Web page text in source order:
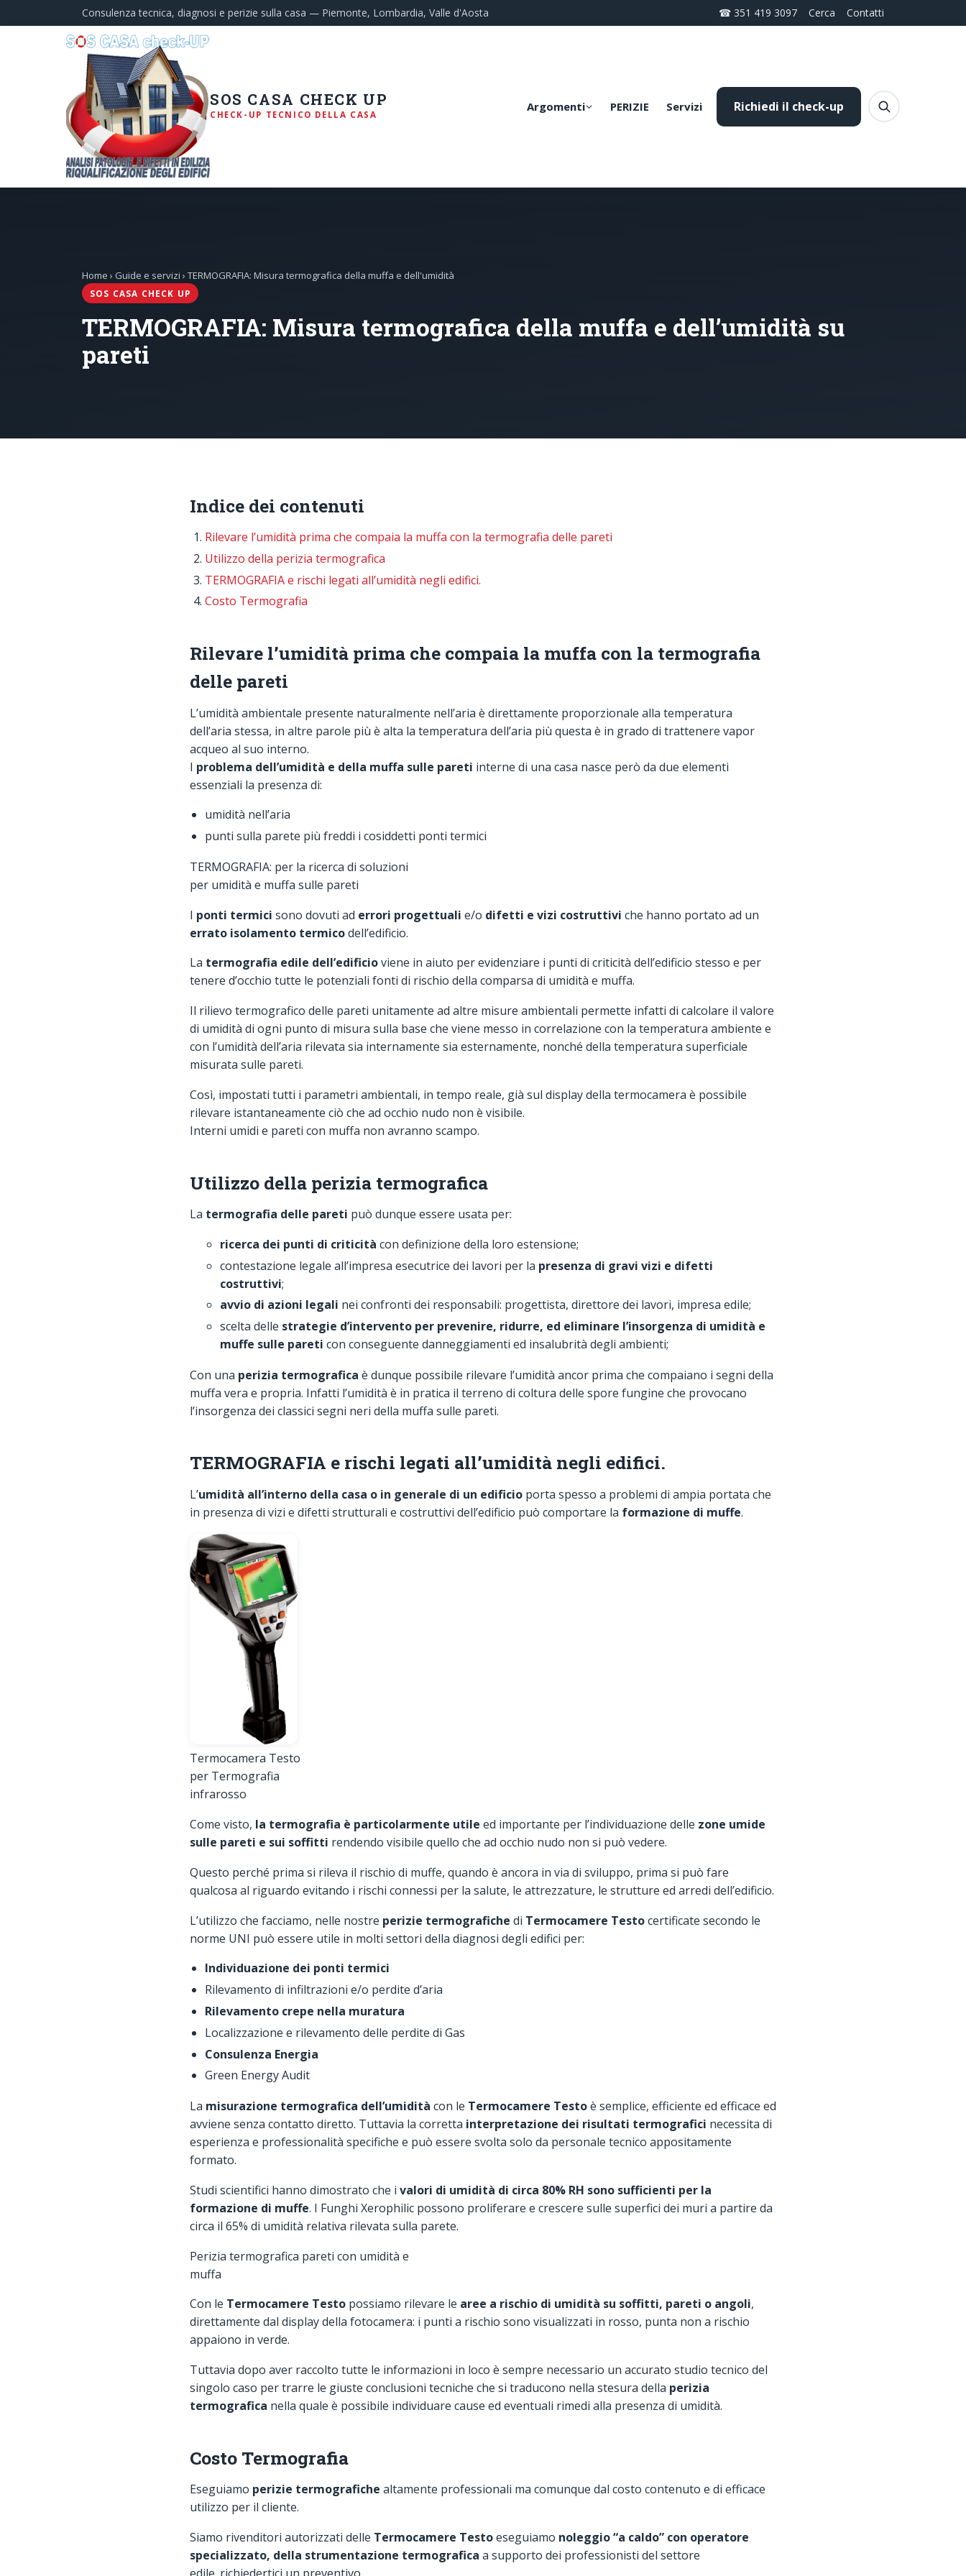
Consulenza tecnica, diagnosi e perizie sulla casa — Piemonte, Lombardia, Valle d'Aosta ☎ 351 419 3097 Cerca Contatti
SOS CASA CHECK UP
CHECK-UP TECNICO DELLA CASA
Argomenti PERIZIE Servizi Richiedi il check-up
Home › Guide e servizi › TERMOGRAFIA: Misura termografica della muffa e dell'umidità
SOS CASA CHECK UP
TERMOGRAFIA: Misura termografica della muffa e dell’umidità su
pareti
Indice dei contenuti
Rilevare l’umidità prima che compaia la muffa con la termografia delle pareti
Utilizzo della perizia termografica
TERMOGRAFIA e rischi legati all’umidità negli edifici.
Costo Termografia
Rilevare l’umidità prima che compaia la muffa con la termografia
delle pareti
L’umidità ambientale presente naturalmente nell’aria è direttamente proporzionale alla temperatura
dell’aria stessa, in altre parole più è alta la temperatura dell’aria più questa è in grado di trattenere vapor
acqueo al suo interno.
I problema dell’umidità e della muffa sulle pareti interne di una casa nasce però da due elementi
essenziali la presenza di:
umidità nell’aria
punti sulla parete più freddi i cosiddetti ponti termici
TERMOGRAFIA: per la ricerca di soluzioni
per umidità e muffa sulle pareti
I ponti termici sono dovuti ad errori progettuali e/o difetti e vizi costruttivi che hanno portato ad un
errato isolamento termicodell’edificio.
La termografia edile dell’edificioviene in aiuto per evidenziare i punti di criticità dell’edificio stesso e per
tenere d’occhio tutte le potenziali fonti di rischio della comparsa di umidità e muffa.
Il rilievo termografico delle pareti unitamente ad altre misure ambientali permette infatti di calcolare il valore
di umidità di ogni punto di misura sulla base che viene messo in correlazione con la temperatura ambiente e
con l’umidità dell’aria rilevata sia internamente sia esternamente, nonché della temperatura superficiale
misurata sulle pareti.
Così, impostati tutti i parametri ambientali, in tempo reale, già sul display della termocamera è possibile
rilevare istantaneamente ciò che ad occhio nudo non è visibile.
Interni umidi e pareti con muffa non avranno scampo.
Utilizzo della perizia termografica
La termografia delle pareti può dunque essere usata per:
ricerca dei punti di criticità con definizione della loro estensione;
contestazione legale all’impresa esecutrice dei lavori per la presenza di gravi vizi e difetti
costruttivi;
avvio di azioni legali nei confronti dei responsabili: progettista, direttore dei lavori, impresa edile;
scelta delle strategie d’intervento per prevenire, ridurre, ed eliminare l’insorgenza di umidità e
muffe sulle pareti con conseguente danneggiamenti ed insalubrità degli ambienti;
Con una perizia termografica è dunque possibile rilevare l’umidità ancor prima che compaiano i segni della
muffa vera e propria. Infatti l’umidità è in pratica il terreno di coltura delle spore fungine che provocano
l’insorgenza dei classici segni neri della muffa sulle pareti.
TERMOGRAFIA e rischi legati all’umidità negli edifici.
L’umidità all’interno della casa o in generale di un edificio porta spesso a problemi di ampia portata che
in presenza di vizi e difetti strutturali e costruttivi dell’edificio può comportare la formazione di muffe.
Termocamera Testo
per Termografia
infrarosso
Come visto, la termografia è particolarmente utile ed importante per l’individuazione delle zone umide
sulle pareti e sui soffitti rendendo visibile quello che ad occhio nudo non si può vedere.
Questo perché prima si rileva il rischio di muffe, quando è ancora in via di sviluppo, prima si può fare
qualcosa al riguardo evitando i rischi connessi per la salute, le attrezzature, le strutture ed arredi dell’edificio.
L’utilizzo che facciamo, nelle nostre perizie termografiche di Termocamere Testocertificate secondo le
norme UNI può essere utile in molti settori della diagnosi degli edifici per:
Individuazione dei ponti termici
Rilevamento di infiltrazioni e/o perdite d’aria
Rilevamento crepe nella muratura
Localizzazione e rilevamento delle perdite di Gas
Consulenza Energia
Green Energy Audit
La misurazione termografica dell’umidità con le Termocamere Testoè semplice, efficiente ed efficace ed
avviene senza contatto diretto. Tuttavia la corretta interpretazione dei risultati termografici necessita di
esperienza e professionalità specifiche e può essere svolta solo da personale tecnico appositamente
formato.
Studi scientifici hanno dimostrato che i valori di umidità di circa 80% RH sono sufficienti per la
formazione di muffe. I Funghi Xerophilic possono proliferare e crescere sulle superfici dei muri a partire da
circa il 65% di umidità relativa rilevata sulla parete.
Perizia termografica pareti con umidità e
muffa
Con le Termocamere Testo possiamo rilevare le aree a rischio di umidità su soffitti, pareti o angoli,
direttamente dal display della fotocamera: i punti a rischio sono visualizzati in rosso, punta non a rischio
appaiono in verde.
Tuttavia dopo aver raccolto tutte le informazioni in loco è sempre necessario un accurato studio tecnico del
singolo caso per trarre le giuste conclusioni tecniche che si traducono nella stesura della perizia
termografica nella quale è possibile individuare cause ed eventuali rimedi alla presenza di umidità.
Costo Termografia
Eseguiamo perizie termografiche altamente professionali ma comunque dal costo contenuto e di efficace
utilizzo per il cliente.
Siamo rivenditori autorizzati delle Termocamere Testoeseguiamo noleggio “a caldo” con operatore
specializzato, della strumentazione termografica a supporto dei professionisti del settore